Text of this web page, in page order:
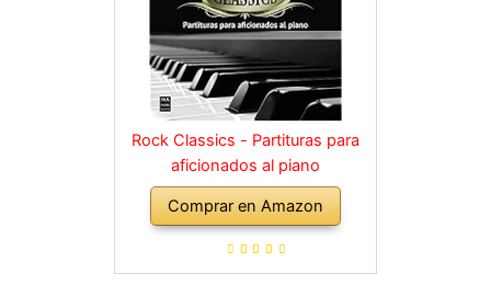
Rock Classics - Partituras para
aficionados al piano
Comprar en Amazon